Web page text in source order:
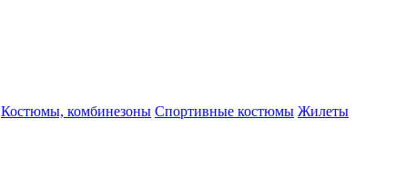
Костюмы, комбинезоны Спортивные костюмы Жилеты